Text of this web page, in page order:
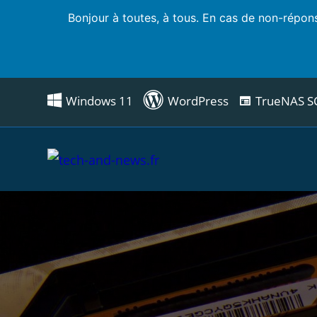
Bonjour à toutes, à tous. En cas de non-
Windows 11 WordPress TrueNAS